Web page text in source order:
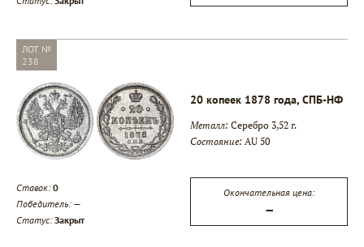
ЛОТ №
238
20 копеек 1878 года, СПБ-НФ
Металл: Серебро 3,52 г.
Состояние: AU 50
Ставок:0
Победитель: —
Статус:Закрыт
Окончательная цена:
—